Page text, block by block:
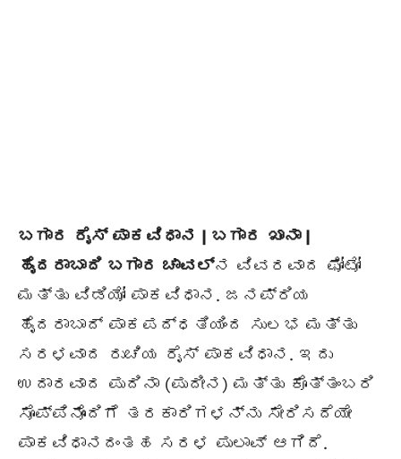
ಬಗಾರ ರೈಸ್ ಪಾಕವಿಧಾನ | ಬಗಾರ ಖಾನಾ |
ಹೈದರಾಬಾದಿ ಬಗಾರ ಚಾವಲ್ನ ವಿವರವಾದ ಫೋಟೋ
ಮತ್ತು ವಿಡಿಯೋ ಪಾಕವಿಧಾನ. ಜನಪ್ರಿಯ
ಹೈದರಾಬಾದ್ ಪಾಕಪದ್ಧತಿಯಿಂದ ಸುಲಭ ಮತ್ತು
ಸರಳವಾದ ರುಚಿಯ ರೈಸ್ ಪಾಕವಿಧಾನ. ಇದು
ಉದಾರವಾದ ಪುದಿನಾ (ಪುದೀನ) ಮತ್ತು ಕೊತ್ತಂಬರಿ
ಸೊಪ್ಪಿನೊಂದಿಗೆ ತರಕಾರಿಗಳನ್ನು ಸೇರಿಸದೆಯೇ
ಪಾಕವಿಧಾನದಂತಹ ಸರಳ ಪುಲಾವ್ ಆಗಿದೆ.